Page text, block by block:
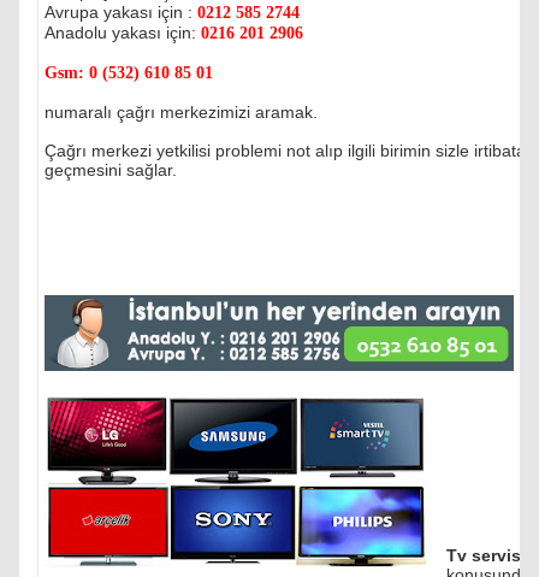
Avrupa yakası için : 0212 585 2744
Anadolu yakası için: 0216 201 2906
Gsm: 0 (532) 610 85 01
numaralı çağrı merkezimizi aramak.
Çağrı merkezi yetkilisi problemi not alıp ilgili birimin sizle irtibata
geçmesini sağlar.
Tv servisi